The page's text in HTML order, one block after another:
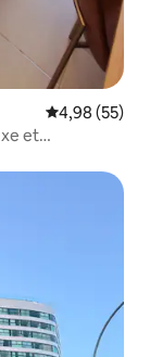
Évaluation
4,98 (55)
et